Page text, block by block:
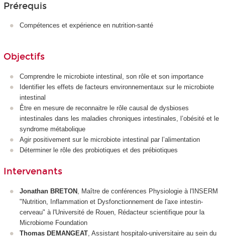
Prérequis
Compétences et expérience en nutrition-santé
Objectifs
Comprendre le microbiote intestinal, son rôle et son importance
Identifier les effets de facteurs environnementaux sur le microbiote
intestinal
Être en mesure de reconnaitre le rôle causal de dysbioses
intestinales dans les maladies chroniques intestinales, l’obésité et le
syndrome métabolique
Agir positivement sur le microbiote intestinal par l’alimentation
Déterminer le rôle des probiotiques et des prébiotiques
Intervenants
Jonathan BRETON
, Maître de conférences Physiologie à l'INSERM
"Nutrition, Inflammation et Dysfonctionnement de l'axe intestin-
cerveau" à l'Université de Rouen, Rédacteur scientifique pour la
Microbiome Foundation
Thomas DEMANGEAT , Assistant hospitalo-universitaire au sein du